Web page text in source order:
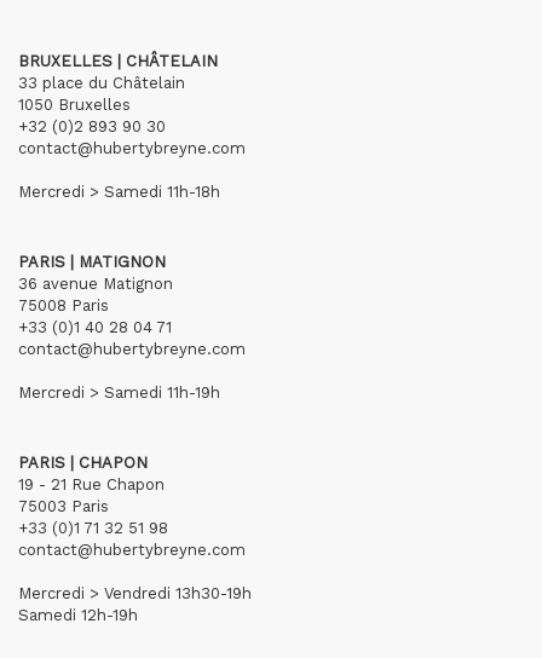
BRUXELLES | CHÂTELAIN
33 place du Châtelain
1050 Bruxelles
+32 (0)2 893 90 30
contact@hubertybreyne.com
Mercredi > Samedi 11h-18h
PARIS | MATIGNON
36 avenue Matignon
75008 Paris
+33 (0)1 40 28 04 71
contact@hubertybreyne.com
Mercredi > Samedi 11h-19h
PARIS | CHAPON
19 - 21 Rue Chapon
75003 Paris
+33 (0)1 71 32 51 98
contact@hubertybreyne.com
Mercredi > Vendredi 13h30-19h
Samedi 12h-19h